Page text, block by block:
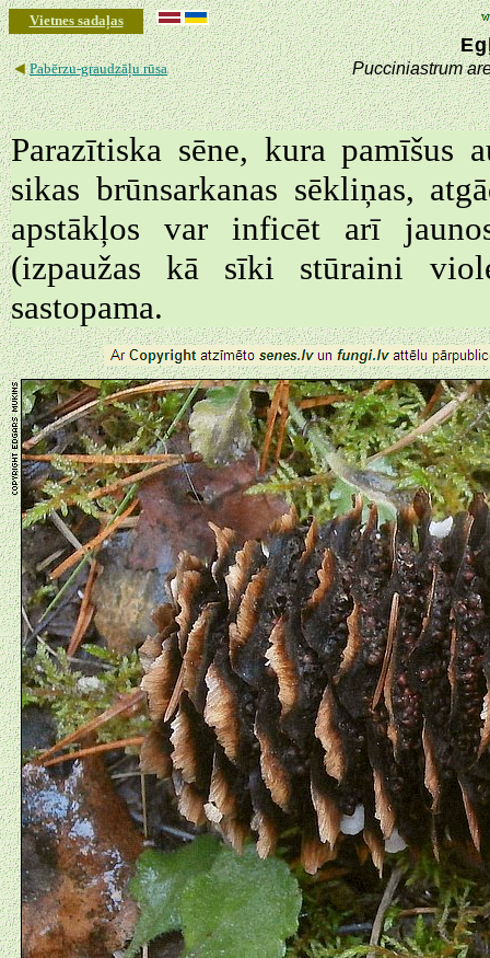
Vietnes sadaļas
◄Pabērzu-graudzāļu rūsa Pucciniastrum
Parazītiska sēne, kura
sikas brūnsarkanas sēkliņas,
apstākļos var inficēt arī
(izpaužas kā sīki stūraini
sastopama.